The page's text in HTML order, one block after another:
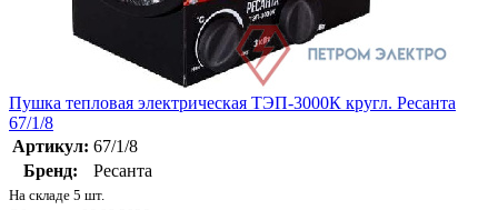
Пушка тепловая электрическая ТЭП-3000К кругл. Ресанта
67/1/8
Артикул: 67/1/8
Бренд:
Ресанта
На складе 5 шт.